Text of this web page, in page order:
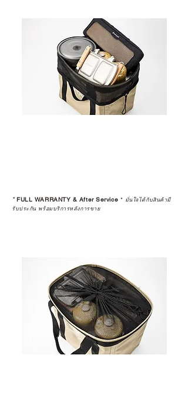
*FULL WARRANTY & After Service * มั่นใจได้กับสินค้ามี
รับประกัน พร้อมบริการหลังการขาย